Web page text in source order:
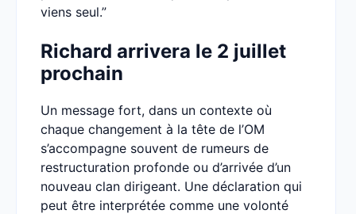
viens seul.”
Richard arrivera le 2 juillet
prochain
Un message fort, dans un contexte où
chaque changement à la tête de l’OM
s’accompagne souvent de rumeurs de
restructuration profonde ou d’arrivée d’un
nouveau clan dirigeant. Une déclaration qui
peut être interprétée comme une volonté